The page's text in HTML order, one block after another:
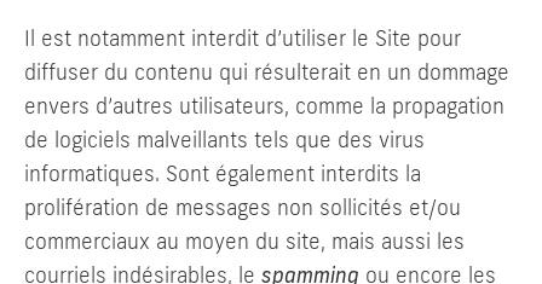
Il est notamment interdit d’utiliser le Site pour
diffuser du contenu qui résulterait en un dommage
envers d’autres utilisateurs, comme la propagation
de logiciels malveillants tels que des virus
informatiques. Sont également interdits la
prolifération de messages non sollicités et/ou
commerciaux au moyen du site, mais aussi les
courriels indésirables, le spamming ou encore les